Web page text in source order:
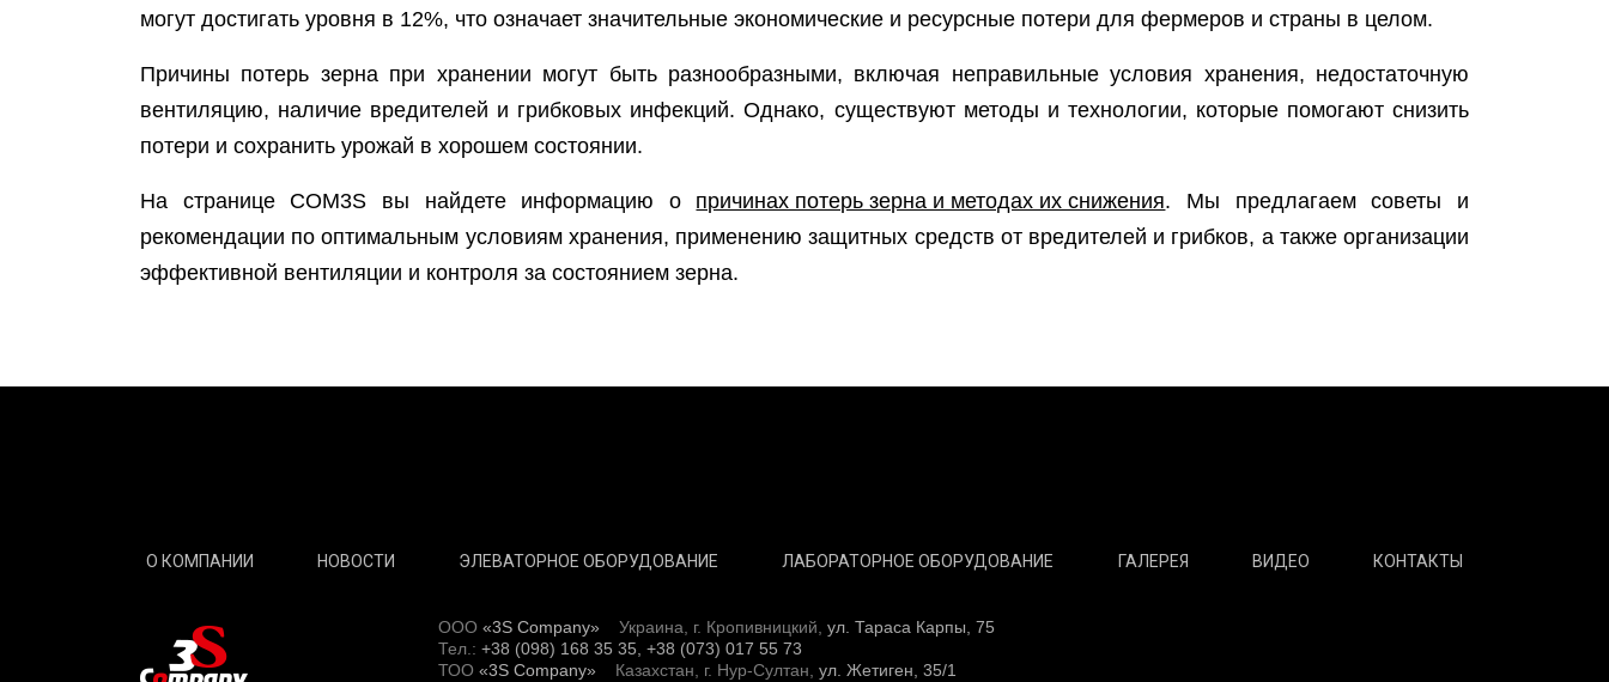
могут достигать уровня в 12%, что означает значительные экономические и ресурсные потери для фермеров и страны в целом.
Причины потерь зерна при хранении могут быть разнообразными, включая неправильные условия хранения, недостаточную
вентиляцию, наличие вредителей и грибковых инфекций. Однако, существуют методы и технологии, которые помогают снизить
потери и сохранить урожай в хорошем состоянии.
На странице COM3S вы найдете информацию о причинах потерь зерна и методах их снижения. Мы предлагаем советы и
рекомендации по оптимальным условиям хранения, применению защитных средств от вредителей и грибков, а также организации
эффективной вентиляции и контроля за состоянием зерна.
О КОМПАНИИ НОВОСТИ ЭЛЕВАТОРНОЕ ОБОРУДОВАНИЕ ЛАБОРАТОРНОЕ ОБОРУДОВАНИЕ ГАЛЕРЕЯ ВИДЕО КОНТАКТЫ
ООО «3S Company» Украина, г. Кропивницкий, ул. Тараса Карпы, 75
Тел.: +38 (098) 168 35 35, +38 (073) 017 55 73
ТОО «3S Company» Казахстан, г. Нур-Султан, ул. Жетиген, 35/1